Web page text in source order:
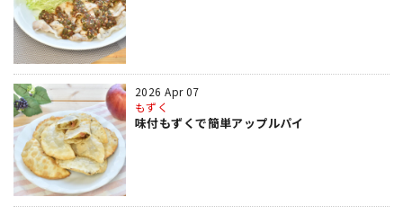
2026 Apr 07
もずく
味付もずくで簡単アップルパイ